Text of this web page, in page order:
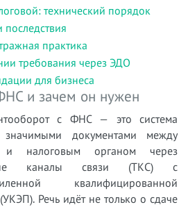
технический порядок
практика
требования через ЭДО
для бизнеса
и зачем он нужен
с ФНС — это система
документами между
и налоговым органом через
каналы связи (ТКС) с
квалифицированной
Речь идёт не только о сдаче